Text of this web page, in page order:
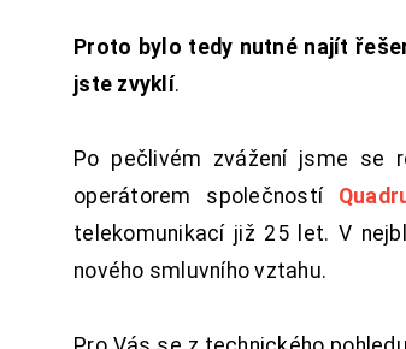
Proto bylo tedy nutné najít
jste zvyklí.
Po pečlivém zvážení jsme se
operátorem společností
telekomunikací již 25 let. V
nového smluvního vztahu.